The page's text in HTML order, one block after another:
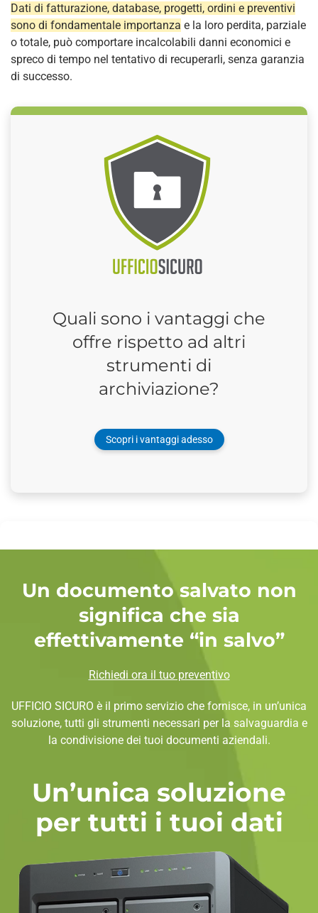
Dati di fatturazione, database, progetti, ordini e preventivi
sono di fondamentale importanza e la loro perdita, parziale
o totale, può comportare incalcolabili danni economici e
spreco di tempo nel tentativo di recuperarli, senza garanzia
di successo.
Quali sono i vantaggi che
offre rispetto ad altri
strumenti di
archiviazione?
Scopri i vantaggi adesso
Un documento salvato non
significa che sia
effettivamente “in salvo”
Richiedi ora il tuo preventivo
UFFICIO SICURO è il primo servizio che fornisce, in un’unica
soluzione, tutti gli strumenti necessari per la salvaguardia e
la condivisione dei tuoi documenti aziendali.
Un’unica soluzione
per tutti i tuoi dati